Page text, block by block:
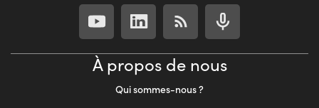
À propos de nous
Qui sommes-nous ?